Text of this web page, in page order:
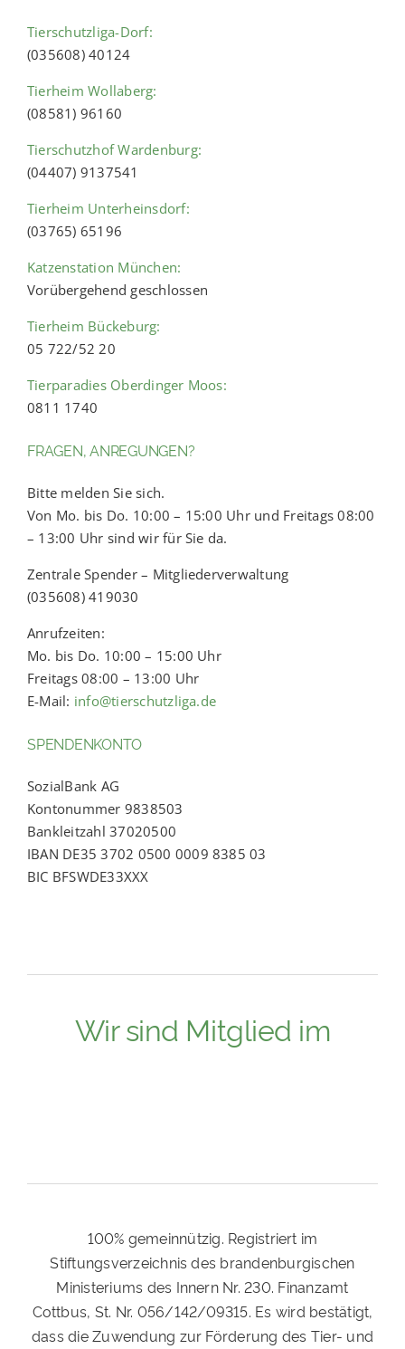
Tierschutzliga-Dorf:
(035608) 40124
Tierheim Wollaberg:
(08581) 96160
Tierschutzhof Wardenburg:
(04407) 9137541
Tierheim Unterheinsdorf:
(03765) 65196
Katzenstation München:
Vorübergehend geschlossen
Tierheim Bückeburg:
05 722/52 20
Tierparadies Oberdinger Moos:
0811 1740
FRAGEN, ANREGUNGEN?
Bitte melden Sie sich.
Von Mo. bis Do. 10:00 – 15:00 Uhr und Freitags 08:00
– 13:00 Uhr sind wir für Sie da.
Zentrale Spender – Mitgliederverwaltung
(035608) 419030
Anrufzeiten:
Mo. bis Do. 10:00 – 15:00 Uhr
Freitags 08:00 – 13:00 Uhr
E-Mail: info@tierschutzliga.de
SPENDENKONTO
SozialBank AG
Kontonummer 9838503
Bankleitzahl 37020500
IBAN DE35 3702 0500 0009 8385 03
BIC BFSWDE33XXX
Wir sind Mitglied im
100% gemeinnützig. Registriert im
Stiftungsverzeichnis des brandenburgischen
Ministeriums des Innern Nr. 230. Finanzamt
Cottbus, St. Nr. 056/142/09315. Es wird bestätigt,
dass die Zuwendung zur Förderung des Tier- und